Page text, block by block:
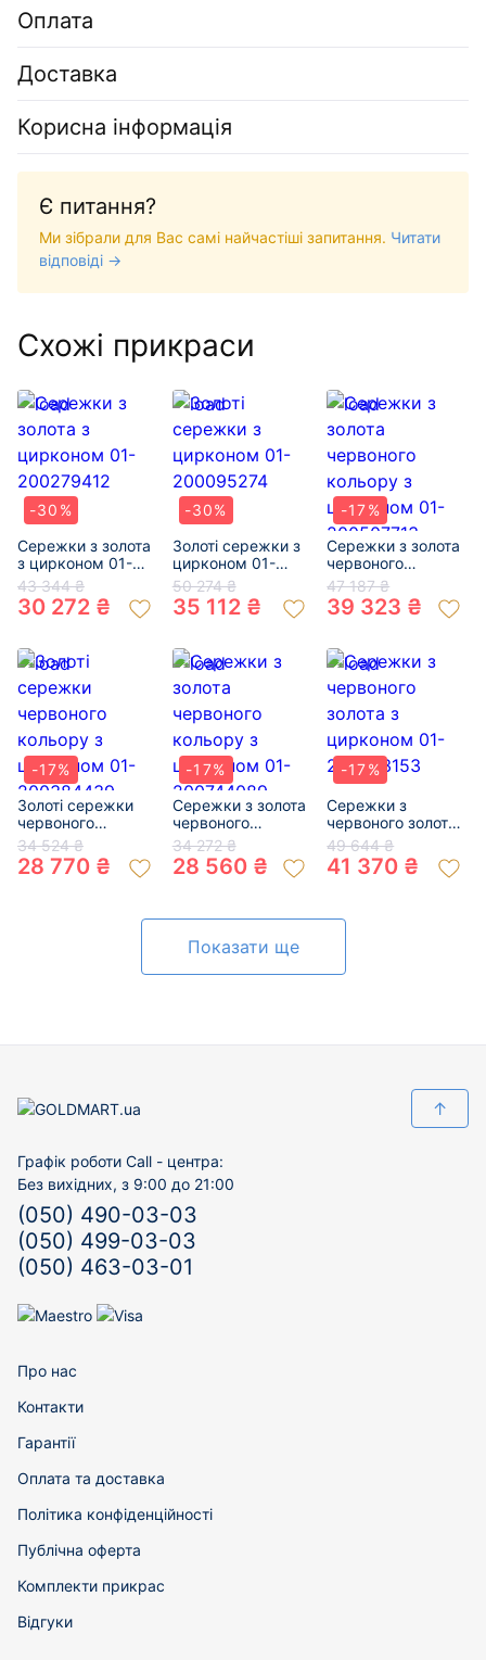
Оплата
Доставка
Корисна інформація
Є питання?
Ми зібрали для Вас самі найчастіші запитання. Читати
відповіді →
Схожі прикраси
-30%
Сережки з золота
з цирконом 01-
200279412
43 344 ₴
30 272 ₴
-30%
Золоті сережки з
цирконом 01-
200095274
50 274 ₴
35 112 ₴
-17%
Сережки з золота
червоного
кольору з
цирконом 01-
200507713
47 187 ₴
39 323 ₴
-17%
Золоті сережки
червоного
кольору з
цирконом 01-
200384439
34 524 ₴
28 770 ₴
-17%
Сережки з золота
червоного
кольору з
цирконом 01-
200744089
34 272 ₴
28 560 ₴
-17%
Сережки з
червоного золота
з цирконом 01-
200523153
49 644 ₴
41 370 ₴
Показати ще
↑
Графік роботи Call - центра:
Без вихідних, з 9:00 до 21:00
(050) 490-03-03
(050) 499-03-03
(050) 463-03-01
Про нас
Контакти
Гарантії
Оплата та доставка
Політика конфіденційності
Публічна оферта
Комплекти прикрас
Відгуки